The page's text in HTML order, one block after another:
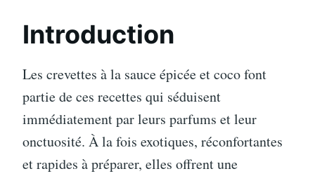
Introduction
Les crevettes à la sauce épicée et coco font
partie de ces recettes qui séduisent
immédiatement par leurs parfums et leur
onctuosité. À la fois exotiques, réconfortantes
et rapides à préparer, elles offrent une